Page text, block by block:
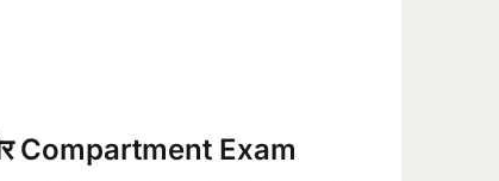
Compartment Exam